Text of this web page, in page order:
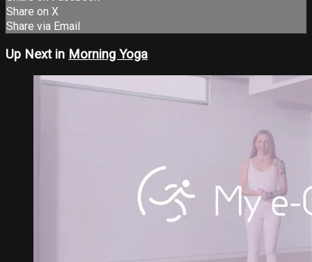
Share on X
Share via Email
Up Next in Morning Yoga